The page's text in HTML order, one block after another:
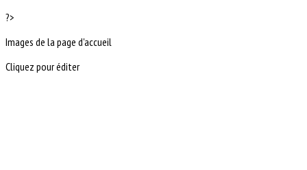
?>
Images de la page d'accueil
Cliquez pour éditer